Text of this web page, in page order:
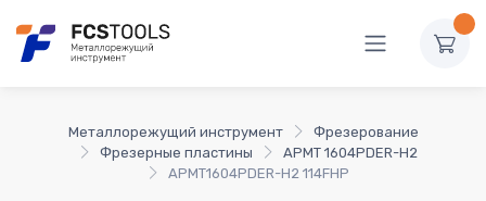
Металлорежущий инструмент
Фрезерование
Фрезерные пластины
APMT 1604PDER-H2
APMT1604PDER-H2 114FHP